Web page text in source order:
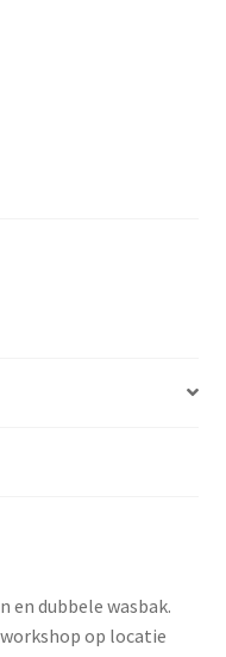
en dubbele wasbak.
op locatie